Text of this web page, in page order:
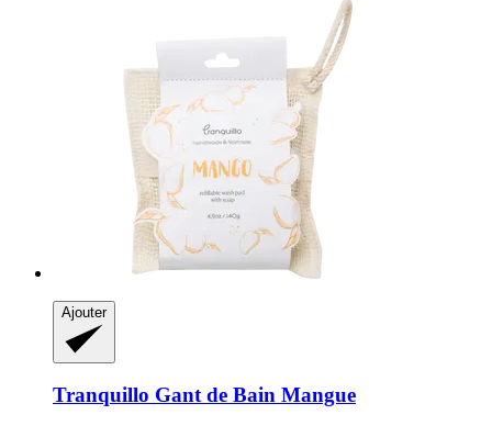
Ajouter
Tranquillo Gant de Bain Mangue